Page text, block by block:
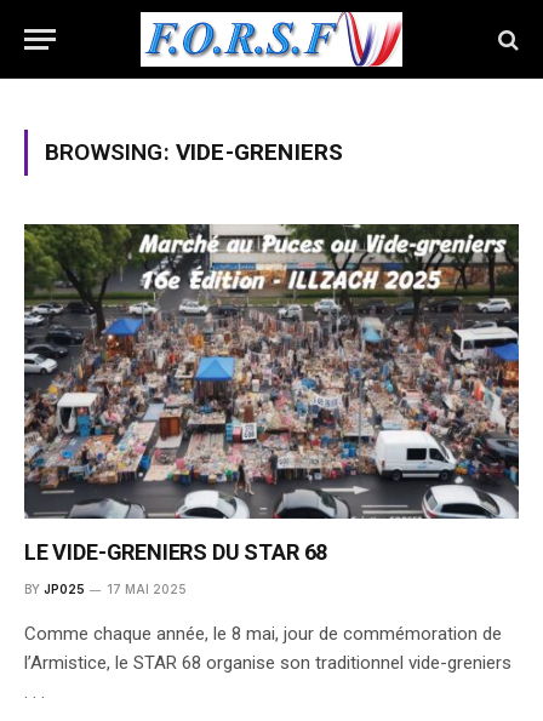
BROWSING: VIDE-GRENIERS
LE VIDE-GRENIERS DU STAR 68
BY JP025 17 MAI 2025
Comme chaque année, le 8 mai, jour de commémoration de
l’Armistice, le STAR 68 organise son traditionnel vide-greniers
. . .